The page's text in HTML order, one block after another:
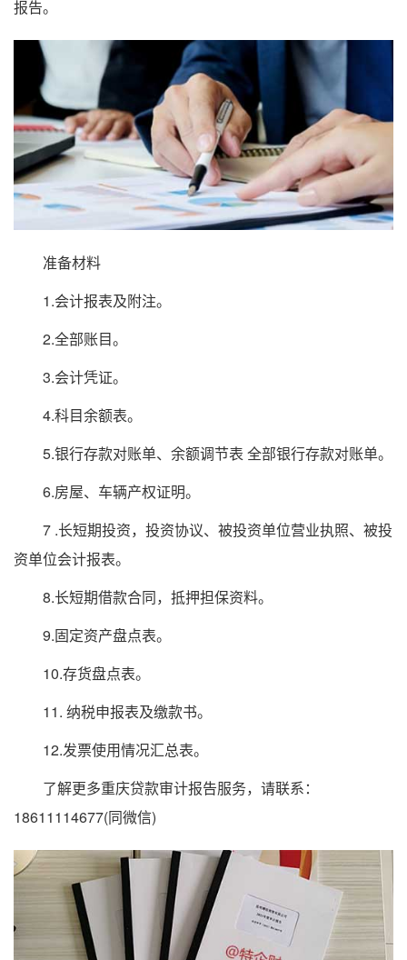
报告。
准备材料
1.会计报表及附注。
2.全部账目。
3.会计凭证。
4.科目余额表。
5.银行存款对账单、余额调节表 全部银行存款对账单。
6.房屋、车辆产权证明。
7 .长短期投资，投资协议、被投资单位营业执照、被投
资单位会计报表。
8.长短期借款合同，抵押担保资料。
9.固定资产盘点表。
10.存货盘点表。
11. 纳税申报表及缴款书。
12.发票使用情况汇总表。
了解更多重庆贷款审计报告服务，请联系：
18611114677(同微信)